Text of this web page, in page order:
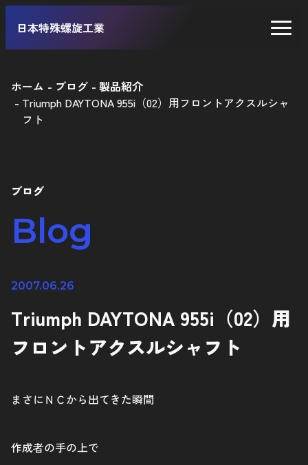
日本特殊螺旋工業
二輪車
工業製品
ホーム ブログ
製品紹介
Triumph DAYTONA 955i（02）用フロントアクスルシャ
フト
ブログ
Blog
2007.06.26
Triumph DAYTONA 955i（02）用
フロントアクスルシャフト
まさにＮＣから出てきた瞬間
作成者の手の上で